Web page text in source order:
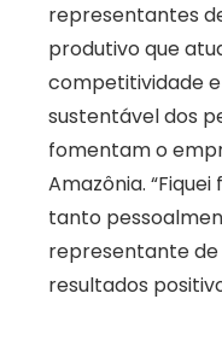
representantes
produtivo que
competitividade
sustentável dos
fomentam o
Amazônia.
tanto
representante de
resultados